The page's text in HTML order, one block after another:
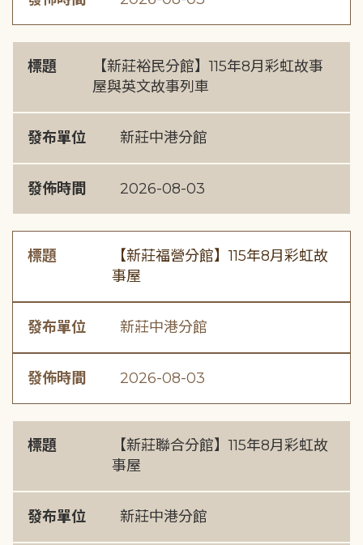
標題
【新莊裕民分館】115年8月彩虹故事
屋與英文故事列車
發布單位 新莊中港分館
發佈時間 2026-08-03
標題
【新莊福營分館】115年8月彩虹故
事屋
發布單位 新莊中港分館
發佈時間 2026-08-03
標題
【新莊聯合分館】115年8月彩虹故
事屋
發布單位 新莊中港分館